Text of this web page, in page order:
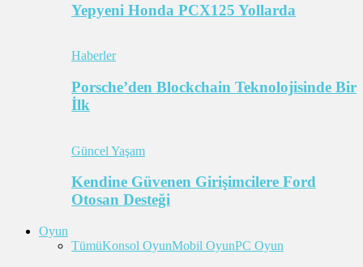
Yepyeni Honda PCX125 Yollarda
Haberler
Porsche’den Blockchain Teknolojisinde Bir
İlk
Güncel Yaşam
Kendine Güvenen Girişimcilere Ford
Otosan Desteği
Oyun
TümüKonsol OyunMobil OyunPC Oyun